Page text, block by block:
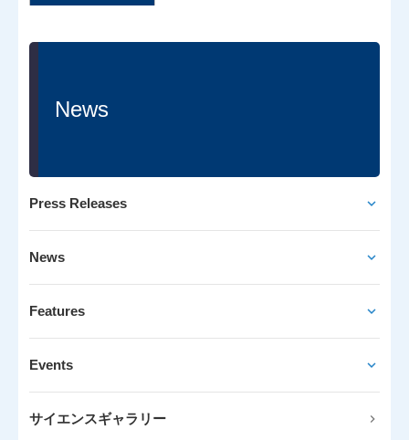
News
Press Releases
News
Features
Events
サイエンスギャラリー